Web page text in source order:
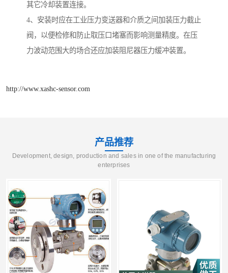
其它冷却装置连接。
4、安装时应在工业压力变送器和介质之间加装压力截止
阀，以便检修和防止取压口堵塞而影响测量精度。在压
力波动范围大的场合还应加装阻尼器压力缓冲装置。
http://www.xashc-sensor.com
产品推荐
Development, design, production and sales in one of the manufacturing
enterprises